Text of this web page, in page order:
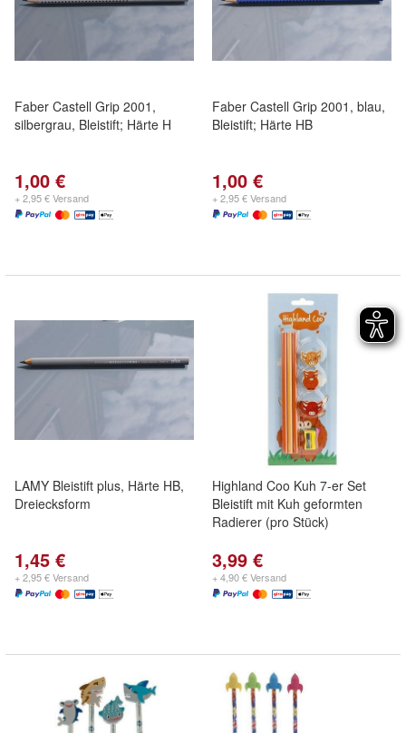
Faber Castell Grip 2001,
silbergrau, Bleistift; Härte H
1,00 €
+ 2,95 € Versand
Faber Castell Grip 2001, blau,
Bleistift; Härte HB
1,00 €
+ 2,95 € Versand
LAMY Bleistift plus, Härte HB,
Dreiecksform
1,45 €
+ 2,95 € Versand
Highland Coo Kuh 7-er Set
Bleistift mit Kuh geformten
Radierer (pro Stück)
3,99 €
+ 4,90 € Versand